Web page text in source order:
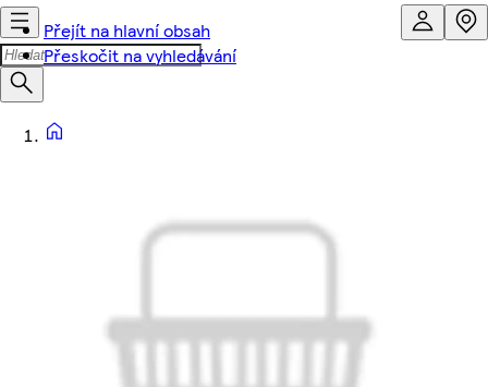
Přejít na hlavní obsah
Přeskočit na vyhledávání